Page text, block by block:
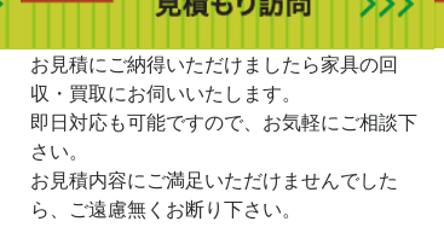
お見積にご納得いただけましたら家具の回
収・買取にお伺いいたします。
即日対応も可能ですので、お気軽にご相談下
さい。
お見積内容にご満足いただけませんでした
ら、ご遠慮無くお断り下さい。